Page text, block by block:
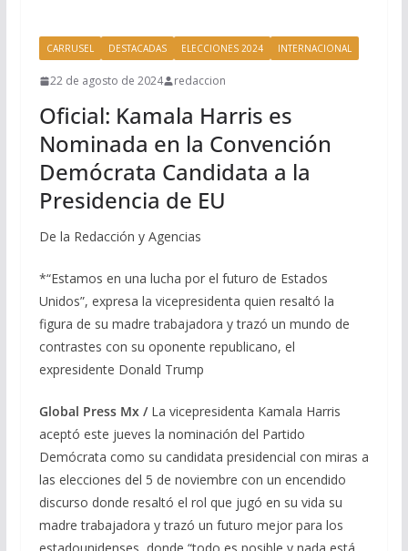
CARRUSEL DESTACADAS ELECCIONES 2024 INTERNACIONAL
22 de agosto de 2024 redaccion
Oficial: Kamala Harris es
Nominada en la Convención
Demócrata Candidata a la
Presidencia de EU
De la Redacción y Agencias
*“Estamos en una lucha por el futuro de Estados
Unidos”, expresa la vicepresidenta quien resaltó la
figura de su madre trabajadora y trazó un mundo de
contrastes con su oponente republicano, el
expresidente Donald Trump
Global Press Mx / La vicepresidenta Kamala Harris
aceptó este jueves la nominación del Partido
Demócrata como su candidata presidencial con miras a
las elecciones del 5 de noviembre con un encendido
discurso donde resaltó el rol que jugó en su vida su
madre trabajadora y trazó un futuro mejor para los